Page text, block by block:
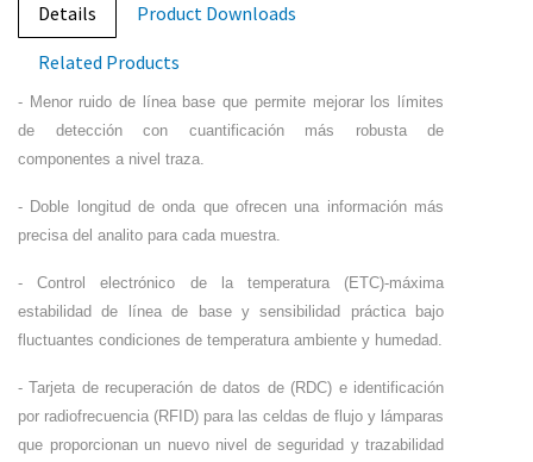
Details Product Downloads
Related Products
- Menor ruido de línea base que permite mejorar los límites
de detección con cuantificación más robusta de
componentes a nivel traza.
- Doble longitud de onda que ofrecen una información más
precisa del analito para cada muestra.
- Control electrónico de la temperatura (ETC)-máxima
estabilidad de línea de base y sensibilidad práctica bajo
fluctuantes condiciones de temperatura ambiente y humedad.
- Tarjeta de recuperación de datos de (RDC) e identificación
por radiofrecuencia (RFID) para las celdas de flujo y lámparas
que proporcionan un nuevo nivel de seguridad y trazabilidad